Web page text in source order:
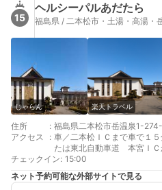
15
ヘルシーパルあだたら
福島県 / 二本松市・土湯・高湯・
じゃらん 楽天トラベル
住所 : 福島県二本松市岳温泉1-
アクセス
: 車／二本松ＩＣまで車で１
たは東北自動車道 本宮ＩＣ
最寄り駅１ 二本松
補足 車／大駐車場完備 ３０
可）
チェックイン: 15:00
ネット予約可能な外部サイトで見る